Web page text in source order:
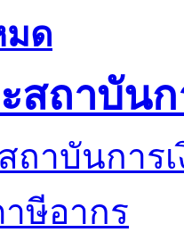
มด
สถาบันก
ษีอากร